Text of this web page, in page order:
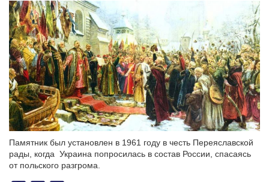
Памятник был установлен в 1961 году в честь Переяславской
рады, когда Украина попросилась в состав России, спасаясь
от польского разгрома.